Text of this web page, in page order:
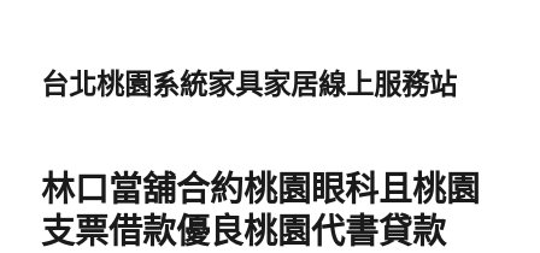
台北桃園系統家具家居線上服務站
林口當舖合約桃園眼科且桃園
支票借款優良桃園代書貸款